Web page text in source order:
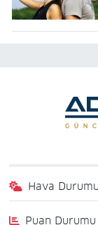
Hava Durumu
Puan